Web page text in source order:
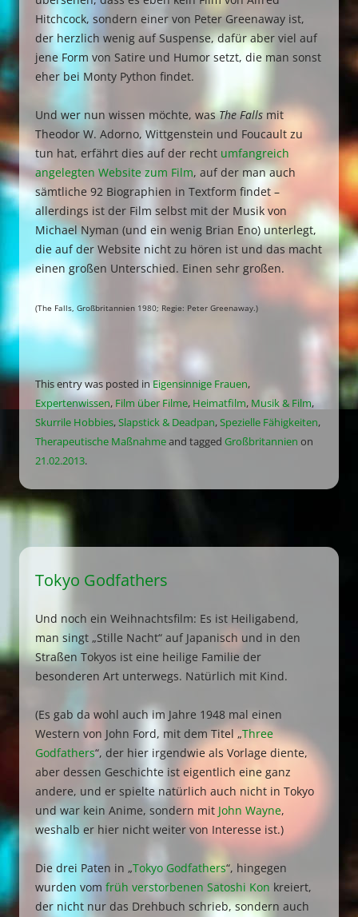
Hitchcock, sondern einer von Peter Greenaway ist,
der herzlich wenig auf Suspense, dafür aber viel auf
jene Form von Satire und Humor setzt, die man sonst
eher bei Monty Python findet.
Und wer nun wissen möchte, wasThe Falls mit
Theodor W. Adorno, Wittgenstein und Foucault zu
tun hat, erfährt dies auf der recht umfangreich
angelegten Website zum Film, auf der man auch
sämtliche 92 Biographien in Textform findet –
allerdings ist der Film selbst mit der Musik von
Michael Nyman (und ein wenig Brian Eno) unterlegt,
die auf der Website nicht zu hören ist und das macht
einen großen Unterschied. Einen sehr großen.
(The Falls, Großbritannien 1980; Regie: Peter Greenaway.)
This entry was posted in Eigensinnige Frauen,
Expertenwissen, Film über Filme, Heimatfilm, Musik & Film,
Skurrile Hobbies,Slapstick & Deadpan,Spezielle Fähigkeiten,
Therapeutische Maßnahmeand tagged Großbritannien on
21.02.2013.
Tokyo Godfathers
Und noch ein Weihnachtsfilm: Es ist Heiligabend,
man singt „Stille Nacht“ auf Japanisch und in den
Straßen Tokyos ist eine heilige Familie der
besonderen Art unterwegs. Natürlich mit Kind.
(Es gab da wohl auch im Jahre 1948 mal einen
Western von John Ford, mit dem Titel „Three
Godfathers“, der hier irgendwie als Vorlage diente,
aber dessen Geschichte ist eigentlich eine ganz
andere, und er spielte natürlich auch nicht in Tokyo
und war kein Anime, sondern mit John Wayne,
weshalb er hier nicht weiter von Interesse ist.)
Die drei Paten in „Tokyo Godfathers“, hingegen
wurden vom früh verstorbenen Satoshi Kon kreiert,
der nicht nur das Drehbuch schrieb, sondern auch